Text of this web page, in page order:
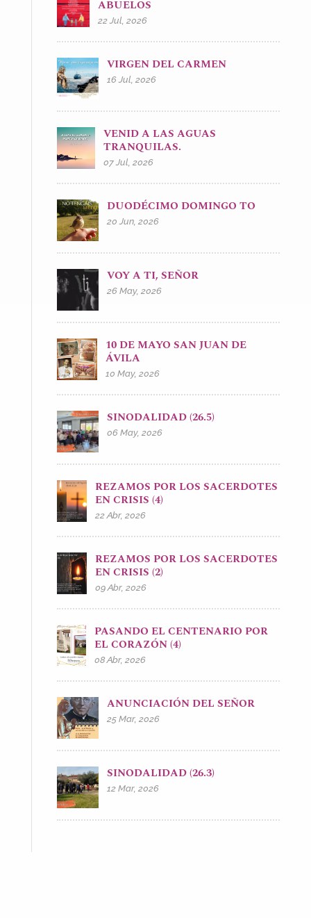
ABUELOS
22 Jul, 2026
VIRGEN DEL CARMEN
16 Jul, 2026
VENID A LAS AGUAS
TRANQUILAS.
07 Jul, 2026
DUODÉCIMO DOMINGO TO
20 Jun, 2026
VOY A TI, SEÑOR
26 May, 2026
10 DE MAYO SAN JUAN DE
ÁVILA
10 May, 2026
SINODALIDAD (26.5)
06 May, 2026
REZAMOS POR LOS SACERDOTES
EN CRISIS (4)
22 Abr, 2026
REZAMOS POR LOS SACERDOTES
EN CRISIS (2)
09 Abr, 2026
PASANDO EL CENTENARIO POR
EL CORAZÓN (4)
08 Abr, 2026
ANUNCIACIÓN DEL SEÑOR
25 Mar, 2026
SINODALIDAD (26.3)
12 Mar, 2026